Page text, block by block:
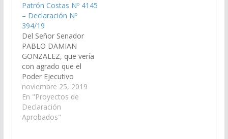
Patrón Costas Nº 4145
– Declaración Nº
394/19
Del Señor Senador
PABLO DAMIAN
GONZALEZ, que vería
con agrado que el
Poder Ejecutivo
Provincial, incluya en el
Plan de Trabajos
Públicos del
Presupuesto General
noviembre 25, 2019
En "Proyectos de
Declaración
Aprobados"